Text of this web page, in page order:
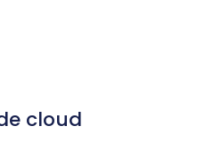
cloud